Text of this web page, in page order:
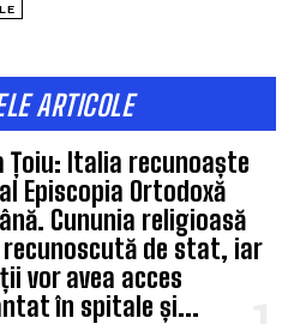
ARTICOLE
Țoiu: Italia recunoaște
Episcopia Ortodoxă
Cununia religioasă
de stat, iar
vor avea acces
în spitale și...